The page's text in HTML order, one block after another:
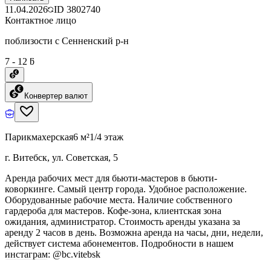
11.04.2026 ID 3802740
Контактное лицо
поблизости с Сенненский р-н
7 - 12 ƃ
Конвертер валют
Парикмахерская6 м²1/4 этаж
г. Витебск, ул. Советская, 5
Аренда рабочих мест для бьюти-мастеров в бьюти-
коворкинге. Самый центр города. Удобное расположение.
Оборудованные рабочие места. Наличие собственного
гардероба для мастеров. Кофе-зона, клиентская зона
ожидания, администратор. Стоимость аренды указана за
аренду 2 часов в день. Возможна аренда на часы, дни, недели,
действует система абонементов. Подробности в нашем
инстаграм: @bc.vitebsk